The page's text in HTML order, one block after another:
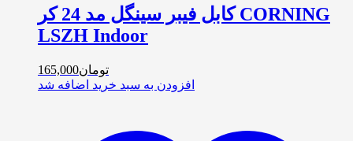
کابل فیبر سینگل مد 24 کر CORNING
LSZH Indoor
تومان165,000
افزودن به سبد خرید اضافه شد